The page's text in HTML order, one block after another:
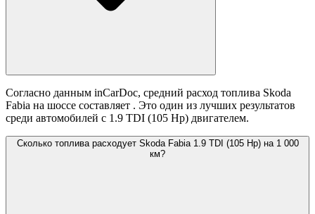
Согласно данным inCarDoc, средний расход топлива Skoda
Fabia на шоссе составляет . Это один из лучших результатов
среди автомобилей с 1.9 TDI (105 Hp) двигателем.
Сколько топлива расходует Skoda Fabia 1.9 TDI (105 Hp) на 1 000
км?